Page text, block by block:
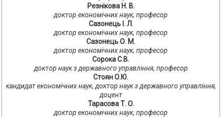
Резнікова Н. В.
доктор економічних наук, професор
Сазонець І. Л.
доктор економічних наук, професор
Сазонець О. М.
доктор економічних наук, професор
Сорока С.В.
доктор наук з державного управління, професор
Стоян О.Ю.
кандидат економічних наук, доктор наук з державного управління,
доцент
Тарасова Т. О.
доктор економічних наук, професор